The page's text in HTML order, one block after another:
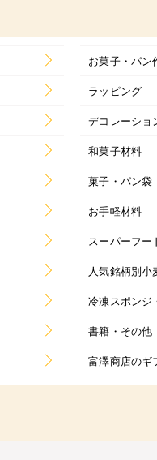
お菓子・パン
ラッピング
デコレーショ
和菓子材料
菓子・パン袋
お手軽材料
スーパーフー
人気銘柄別小
冷凍スポンジ
書籍・その他
富澤商店のギ